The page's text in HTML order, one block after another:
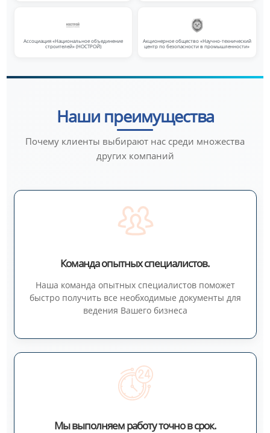
Ассоциация «Национальное объединение
строителей» (НОСТРОЙ)
Акционерное общество «Научно-технический
центр по безопасности в промышленности»
Наши преимущества
Почему клиенты выбирают нас среди множества
других компаний
Команда опытных специалистов.
Наша команда опытных специалистов поможет
быстро получить все необходимые документы для
ведения Вашего бизнеса
Мы выполняем работу точно в срок.